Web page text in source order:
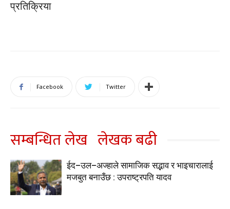
प्रतिक्रिया
Facebook Twitter
सम्बन्धित लेख लेखक बढी
ईद–उल–अज्हाले सामाजिक सद्भाव र भाइचारालाई
मजबुत बनाउँछ : उपराष्ट्रपति यादव